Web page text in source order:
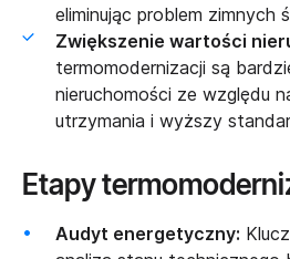
eliminując problem zimnych
Zwiększenie wartości
termomodernizacji są
nieruchomości ze względu
utrzymania i wyższy
Etapy
Audyt energetyczny: